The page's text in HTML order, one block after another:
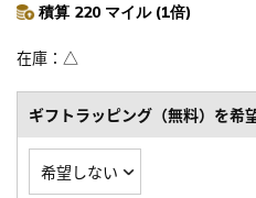
積算 220 マイル (1倍)
在庫 △
ギフトラッピング（無料）を希